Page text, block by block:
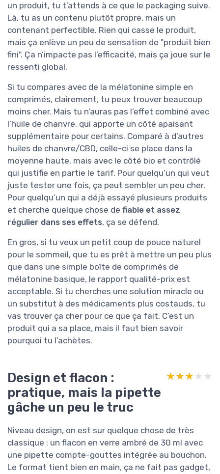
un produit, tu t’attends à ce que le packaging suive.
Là, tu as un contenu plutôt propre, mais un
contenant perfectible. Rien qui casse le produit,
mais ça enlève un peu de sensation de "produit bien
fini". Ça n’impacte pas l’efficacité, mais ça joue sur le
ressenti global.
Si tu compares avec de la mélatonine simple en
comprimés, clairement, tu peux trouver beaucoup
moins cher. Mais tu n’auras pas l’effet combiné avec
l’huile de chanvre, qui apporte un côté apaisant
supplémentaire pour certains. Comparé à d’autres
huiles de chanvre/CBD, celle-ci se place dans la
moyenne haute, mais avec le côté bio et contrôlé
qui justifie en partie le tarif. Pour quelqu’un qui veut
juste tester une fois, ça peut sembler un peu cher.
Pour quelqu’un qui a déjà essayé plusieurs produits
et cherche quelque chose de fiable et assez
régulier dans ses effets, ça se défend.
En gros, si tu veux un petit coup de pouce naturel
pour le sommeil, que tu es prêt à mettre un peu plus
que dans une simple boîte de comprimés de
mélatonine basique, le rapport qualité-prix est
acceptable. Si tu cherches une solution miracle ou
un substitut à des médicaments plus costauds, tu
vas trouver ça cher pour ce que ça fait. C’est un
produit qui a sa place, mais il faut bien savoir
pourquoi tu l’achètes.
Design et flacon :
pratique, mais la pipette
gâche un peu le truc
★★★★★
★★★★★
Niveau design, on est sur quelque chose de très
classique : un flacon en verre ambré de 30 ml avec
une pipette compte-gouttes intégrée au bouchon.
Le format tient bien en main, ça ne fait pas gadget,